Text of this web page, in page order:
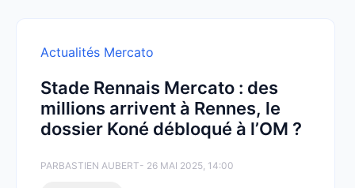
Actualités Mercato
Stade Rennais Mercato : des
millions arrivent à Rennes, le
dossier Koné débloqué à l’OM ?
PARBASTIEN AUBERT- 26 MAI 2025, 14:00